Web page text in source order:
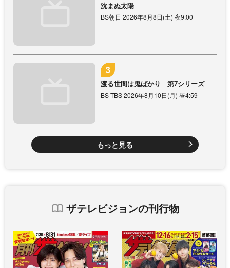
沈まぬ太陽
BS朝日 2026年8月8日(土) 夜9:00
渡る世間は鬼ばかり 第7シリーズ
BS-TBS 2026年8月10日(月) 昼4:59
もっと見る
ザテレビジョンの刊行物